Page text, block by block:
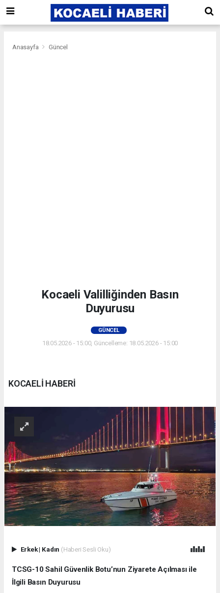
Anasayfa Güncel
Kocaeli Valilliğinden Basın
Duyurusu
GÜNCEL
18.05.2026 - 15:00, Güncelleme: 18.05.2026 - 15:00
KOCAELİ HABERİ
Erkek| Kadın (Haberi Sesli Oku)
TCSG-10 Sahil Güvenlik Botu’nun Ziyarete Açılması ile
İlgili Basın Duyurusu